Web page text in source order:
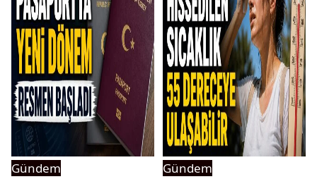
Gündem
Gündem